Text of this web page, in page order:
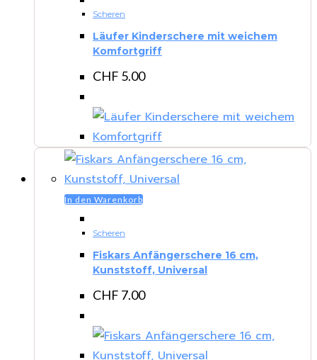
Scheren
Läufer Kinderschere mit weichem
Komfortgriff
CHF 5.00
In den Warenkorb
Scheren
Fiskars Anfängerschere 16 cm,
Kunststoff, Universal
CHF 7.00